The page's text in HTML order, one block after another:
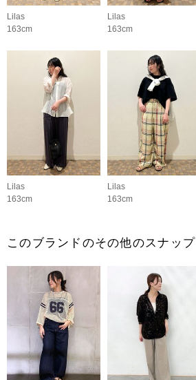
Lilas
163cm
Lilas
163cm
Lilas
163cm
Lilas
163cm
このブランドのその他のスナップ